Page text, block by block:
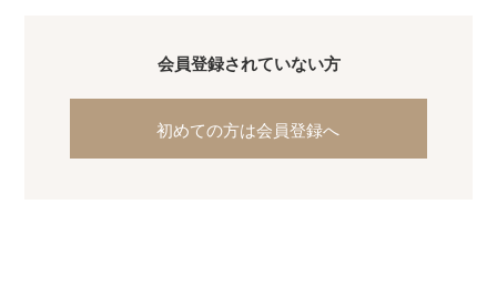
会員登録されていない方
初めての方は会員登録へ